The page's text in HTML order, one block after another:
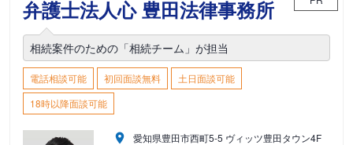
弁護士法人心 豊田法律事務所
相続案件のための「相続チーム」が担当
電話相談可能 初回面談無料
土日面談可能
18時以降面談可能
愛知県豊田市西町5-5 ヴィッツ豊田タウン4F